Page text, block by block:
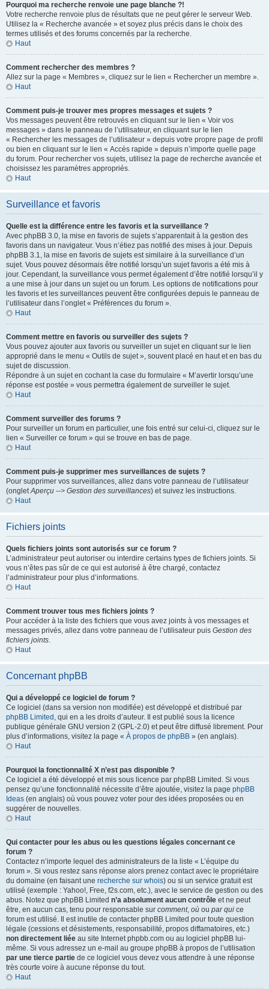
Pourquoi ma recherche renvoie une page blanche ?!
Votre recherche renvoie plus de résultats que ne peut gérer le serveur Web.
Utilisez la « Recherche avancée » et soyez plus précis dans le choix des
termes utilisés et des forums concernés par la recherche.
Haut
Comment rechercher des membres ?
Allez sur la page « Membres », cliquez sur le lien « Rechercher un membre ».
Haut
Comment puis-je trouver mes propres messages et sujets ?
Vos messages peuvent être retrouvés en cliquant sur le lien « Voir vos
messages » dans le panneau de l’utilisateur, en cliquant sur le lien
« Rechercher les messages de l’utilisateur » depuis votre propre page de profil
ou bien en cliquant sur le lien « Accès rapide » depuis n’importe quelle page
du forum. Pour rechercher vos sujets, utilisez la page de recherche avancée et
choisissez les paramètres appropriés.
Haut
Surveillance et favoris
Quelle est la différence entre les favoris et la surveillance ?
Avec phpBB 3.0, la mise en favoris de sujets s’apparentait à la gestion des
favoris dans un navigateur. Vous n’étiez pas notifié des mises à jour. Depuis
phpBB 3.1, la mise en favoris de sujets est similaire à la surveillance d’un
sujet. Vous pouvez désormais être notifié lorsqu’un sujet favoris a été mis à
jour. Cependant, la surveillance vous permet également d’être notifié lorsqu’il y
a une mise à jour dans un sujet ou un forum. Les options de notifications pour
les favoris et les surveillances peuvent être configurées depuis le panneau de
l’utilisateur dans l’onglet « Préférences du forum ».
Haut
Comment mettre en favoris ou surveiller des sujets ?
Vous pouvez ajouter aux favoris ou surveiller un sujet en cliquant sur le lien
approprié dans le menu « Outils de sujet », souvent placé en haut et en bas du
sujet de discussion.
Répondre à un sujet en cochant la case du formulaire « M’avertir lorsqu’une
réponse est postée » vous permettra également de surveiller le sujet.
Haut
Comment surveiller des forums ?
Pour surveiller un forum en particulier, une fois entré sur celui-ci, cliquez sur le
lien « Surveiller ce forum » qui se trouve en bas de page.
Haut
Comment puis-je supprimer mes surveillances de sujets ?
Pour supprimer vos surveillances, allez dans votre panneau de l’utilisateur
(ongletAperçu --> Gestion des surveillances) et suivez les instructions.
Haut
Fichiers joints
Quels fichiers joints sont autorisés sur ce forum ?
L’administrateur peut autoriser ou interdire certains types de fichiers joints. Si
vous n’êtes pas sûr de ce qui est autorisé à être chargé, contactez
l’administrateur pour plus d’informations.
Haut
Comment trouver tous mes fichiers joints ?
Pour accéder à la liste des fichiers que vous avez joints à vos messages et
messages privés, allez dans votre panneau de l’utilisateur puis Gestion des
fichiers joints.
Haut
Concernant phpBB
Qui a développé ce logiciel de forum ?
Ce logiciel (dans sa version non modifiée) est développé et distribué par
phpBB Limited , qui en a les droits d’auteur. Il est publié sous la licence
publique générale GNU version 2 (GPL-2.0) et peut être diffusé librement. Pour
plus d’informations, visitez la page « À propos de phpBB » (en anglais).
Haut
Pourquoi la fonctionnalité X n’est pas disponible ?
Ce logiciel a été développé et mis sous licence par phpBB Limited. Si vous
pensez qu’une fonctionnalité nécessite d’être ajoutée, visitez la page phpBB
Ideas (en anglais) où vous pouvez voter pour des idées proposées ou en
suggérer de nouvelles.
Haut
Qui contacter pour les abus ou les questions légales concernant ce
forum ?
Contactez n’importe lequel des administrateurs de la liste « L’équipe du
forum ». Si vous restez sans réponse alors prenez contact avec le propriétaire
du domaine (en faisant une recherche sur whois) ou si un service gratuit est
utilisé (exemple : Yahoo!, Free, f2s.com, etc.), avec le service de gestion ou des
abus. Notez que phpBB Limited n’a absolument aucun contrôle et ne peut
être, en aucun cas, tenu pour responsable sur comment, où ou par qui ce
forum est utilisé. Il est inutile de contacter phpBB Limited pour toute question
légale (cessions et désistements, responsabilité, propos diffamatoires, etc.)
non directement liée au site Internet phpbb.com ou au logiciel phpBB lui-
même. Si vous adressez un e-mail au groupe phpBB à propos de l’utilisation
par une tierce partie de ce logiciel vous devez vous attendre à une réponse
très courte voire à aucune réponse du tout.
Haut